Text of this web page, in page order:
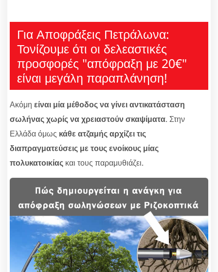
Για Αποφράξεις Πετράλωνα:
Τονίζουμε ότι οι δελεαστικές
προσφορές "απόφραξη με 20€"
είναι μεγάλη παραπλάνηση!
Ακόμη είναι μία μέθοδος να γίνει αντικατάσταση
σωλήνας χωρίς να χρειαστούν σκαψίματα. Στην
Ελλάδα όμως κάθε ατζαμής αρχίζει τις
διαπραγματεύσεις με τους ενοίκους μίας
πολυκατοικίας και τους παραμυθιάζει.